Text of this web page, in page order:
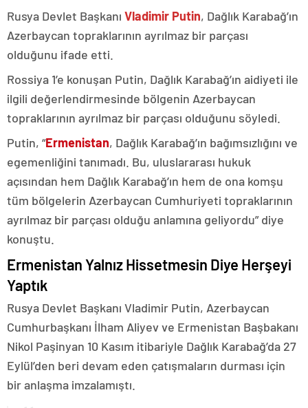
Rusya Devlet Başkanı Vladimir Putin, Dağlık Karabağ’ın
Azerbaycan topraklarının ayrılmaz bir parçası
olduğunu ifade etti.
Rossiya 1’e konuşan Putin, Dağlık Karabağ’ın aidiyeti ile
ilgili değerlendirmesinde bölgenin Azerbaycan
topraklarının ayrılmaz bir parçası olduğunu söyledi.
Putin, “Ermenistan, Dağlık Karabağ’ın bağımsızlığını ve
egemenliğini tanımadı. Bu, uluslararası hukuk
açısından hem Dağlık Karabağ’ın hem de ona komşu
tüm bölgelerin Azerbaycan Cumhuriyeti topraklarının
ayrılmaz bir parçası olduğu anlamına geliyordu” diye
konuştu.
Ermenistan Yalnız Hissetmesin Diye Herşeyi
Yaptık
Rusya Devlet Başkanı Vladimir Putin, Azerbaycan
Cumhurbaşkanı İlham Aliyev ve Ermenistan Başbakanı
Nikol Paşinyan 10 Kasım itibariyle Dağlık Karabağ’da 27
Eylül’den beri devam eden çatışmaların durması için
bir anlaşma imzalamıştı.